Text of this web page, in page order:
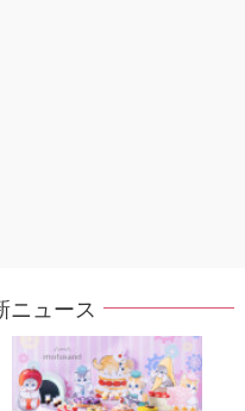
ュース